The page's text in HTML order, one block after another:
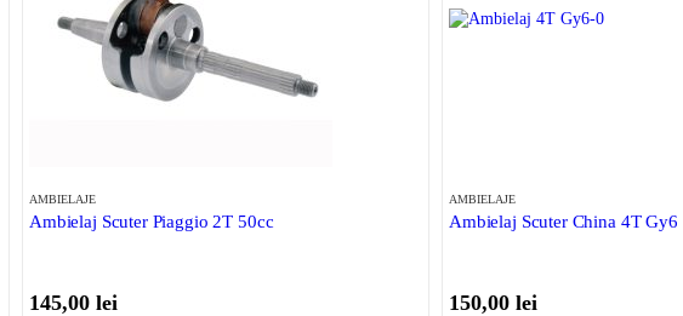
AMBIELAJE
Ambielaj Scuter Piaggio 2T 50cc
145,00 lei
AMBIELAJE
Ambielaj Scuter China 4T Gy6
150,00 lei